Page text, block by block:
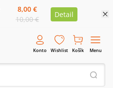
8,00 €
10,00 €
Detail
Konto Wishlist Košík Menu